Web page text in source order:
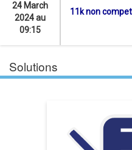
24 March
2024 au
09:15
11k non
Solutions